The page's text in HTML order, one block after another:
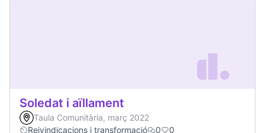
Soledat i aïllament
Taula Comunitària, març 2022
Reivindicacions i transformació
0 0